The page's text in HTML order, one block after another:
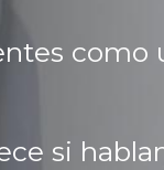
como
si